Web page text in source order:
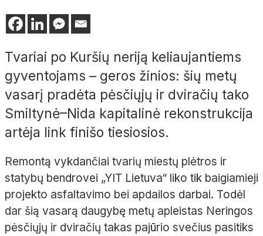
Tvariai po Kuršių neriją keliaujantiems
gyventojams – geros žinios: šių metų
vasarį pradėta pėsčiųjų ir dviračių tako
Smiltynė–Nida kapitalinė rekonstrukcija
artėja link finišo tiesiosios.
Remontą vykdančiai tvarių miestų plėtros ir
statybų bendrovei „YIT Lietuva“ liko tik baigiamieji
projekto asfaltavimo bei apdailos darbai. Todėl
dar šią vasarą daugybę metų apleistas Neringos
pėsčiųjų ir dviračių takas pajūrio svečius pasitiks